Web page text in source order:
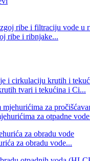
ribe i ribnjake...
tvari i tekućina i Ci...
za otpadne
za obradu vode...